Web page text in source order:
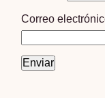
Correo